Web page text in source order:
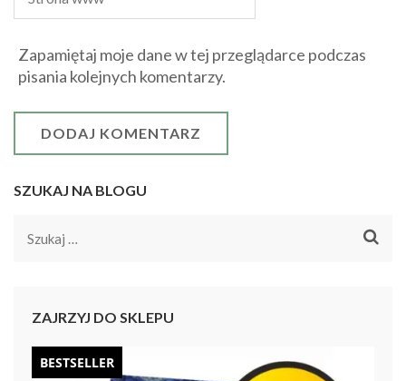
Zapamiętaj moje dane w tej przeglądarce podczas
pisania kolejnych komentarzy.
SZUKAJ NA BLOGU
Szukaj:
ZAJRZYJ DO SKLEPU
BESTSELLER